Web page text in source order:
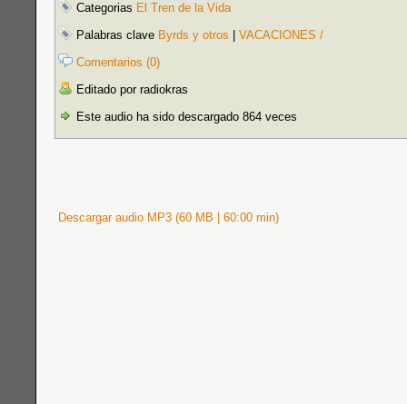
Categorias El Tren de la Vida
Palabras clave Byrds y otros
VACACIONES /
Comentarios (0)
Editado por radiokras
Este audio ha sido descargado 864 veces
Descargar audio MP3 (60 MB | 60:00 min)